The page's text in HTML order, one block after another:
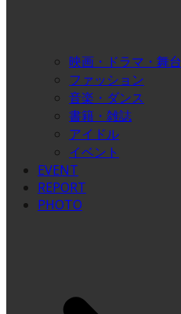
映画・ドラマ・舞台
ファッション
音楽・ダンス
書籍・雑誌
アイドル
イベント
EVENT
REPORT
PHOTO